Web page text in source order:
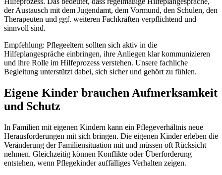
der Austausch mit dem Jugendamt, dem Vormund, den Schulen, den
Therapeuten und ggf. weiteren Fachkräften verpflichtend und
sinnvoll sind.
Empfehlung: Pflegeeltern sollten sich aktiv in die
Hilfeplangespräche einbringen, ihre Anliegen klar kommunizieren
und ihre Rolle im Hilfeprozess verstehen. Unsere fachliche
Begleitung unterstützt dabei, sich sicher und gehört zu fühlen.
Eigene Kinder brauchen Aufmerksamkeit
und Schutz
In Familien mit eigenen Kindern kann ein Pflegeverhältnis neue
Herausforderungen mit sich bringen. Die eigenen Kinder erleben die
Veränderung der Familiensituation mit und müssen oft Rücksicht
nehmen. Gleichzeitig können Konflikte oder Überforderung
entstehen, wenn Pflegekinder auffälliges Verhalten zeigen.